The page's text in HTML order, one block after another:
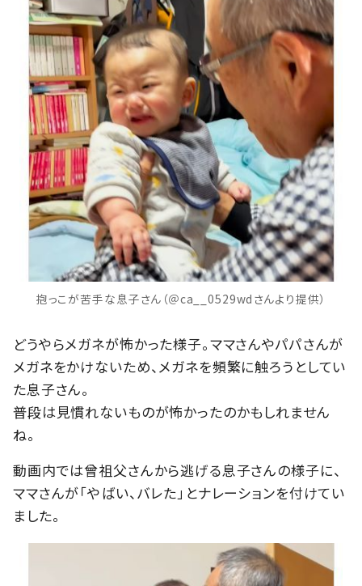
抱っこが苦手な息子さん（＠ca__0529wdさんより提供）
どうやらメガネが怖かった様子。ママさんやパパさんが
メガネをかけないため、メガネを頻繁に触ろうとしてい
た息子さん。
普段は見慣れないものが怖かったのかもしれません
ね。
動画内では曾祖父さんから逃げる息子さんの様子に、
ママさんが「やばい、バレた」とナレーションを付けてい
ました。